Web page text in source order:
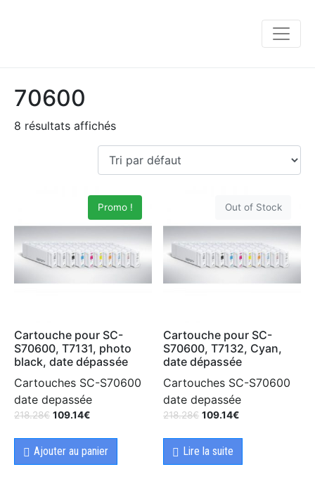
70600
8 résultats affichés
Promo !
Cartouche pour SC-
S70600, T7131, photo
black, date dépassée
Cartouches SC-S70600
date depassée
218.28€ 109.14€
Ajouter au panier
Out of Stock
Cartouche pour SC-
S70600, T7132, Cyan,
date dépassée
Cartouches SC-S70600
date depassée
218.28€ 109.14€
Lire la suite